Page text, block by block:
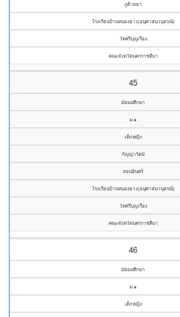
ภูต้ายผา
โรงเรียนบ้านหนองยาง(อนุศาสนานุสรณ์)
วัดศรีบุญเรือง
คณะจังหวัดนครราชสีมา
45
มัธยมศึกษา
ม.๑
เด็กหญิง
กัญญารัตน์
สอนอินทร์
โรงเรียนบ้านหนองยาง(อนุศาสนานุสรณ์)
วัดศรีบุญเรือง
คณะจังหวัดนครราชสีมา
46
มัธยมศึกษา
ม.๑
เด็กหญิง